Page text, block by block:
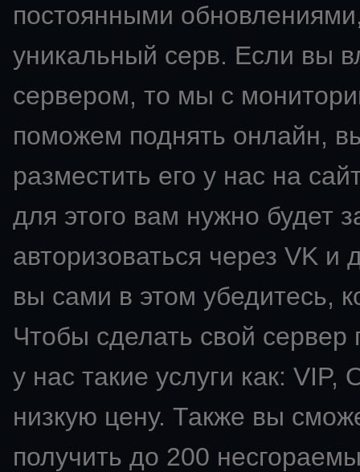
постоянными
уникальный серв. Если вы
сервером, то мы с
поможем поднять онлайн,
разместить его у нас на
для этого вам нужно будет
авторизоваться через VK и
вы сами в этом убедитесь,
Чтобы сделать свой
у нас такие услуги как:
низкую цену. Также вы
получить до 200